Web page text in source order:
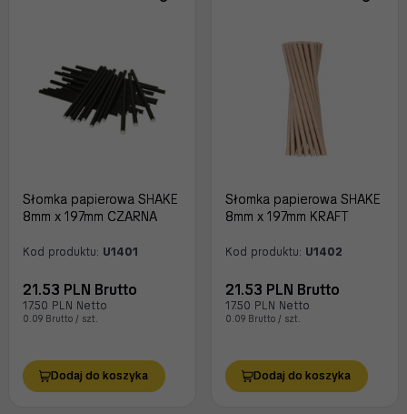
Słomka papierowa SHAKE
8mm x 197mm CZARNA
Kod produktu: U1401
21.53 PLN Brutto
17.50 PLN Netto
0.09 Brutto / szt.
Dodaj do koszyka
Słomka papierowa SHAKE
8mm x 197mm KRAFT
Kod produktu: U1402
21.53 PLN Brutto
17.50 PLN Netto
0.09 Brutto / szt.
Dodaj do koszyka